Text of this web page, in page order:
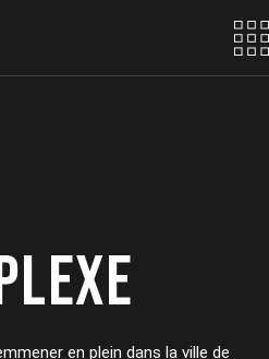
en plein dans la ville de